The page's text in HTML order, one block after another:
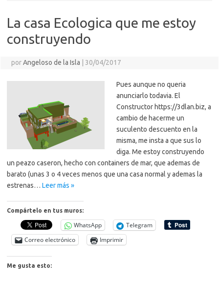
ti
r
La casa Ecologica que me estoy
construyendo
porAngeloso de la Isla 30/04/2017
Pues aunque no queria
anunciarlo todavia. El
Constructor https://3dlan.biz, a
cambio de hacerme un
suculento descuento en la
misma, me insta a que sus lo
diga. Me estoy construyendo
un peazo caseron, hecho con containers de mar, que ademas de
barato (unas 3 o 4 veces menos que una casa normal y ademas la
estrenas… Leer más »
Compártelo en tus muros:
WhatsApp
Telegram
Correo electrónico
Imprimir
Me gusta esto: